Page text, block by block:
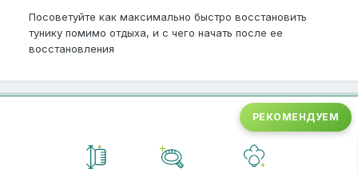
Посоветуйте как максимально быстро восстановить
тунику помимо отдыха, и с чего начать после ее
восстановления
РЕКОМЕНДУЕМ